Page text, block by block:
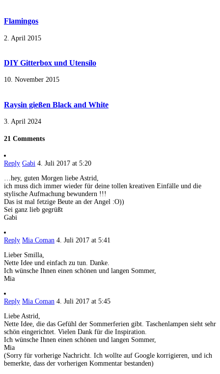
Flamingos
2. April 2015
DIY Gitterbox und Utensílo
10. November 2015
Raysin gießen Black and White
3. April 2024
21 Comments
Reply Gabi 4. Juli 2017 at 5:20
…hey, guten Morgen liebe Astrid,
ich muss dich immer wieder für deine tollen kreativen Einfälle und die
stylische Aufmachung bewundern !!!
Das ist mal fetzige Beute an der Angel :O))
Sei ganz lieb gegrüßt
Gabi
Reply Mia Coman 4. Juli 2017 at 5:41
Lieber Smilla,
Nette Idee und einfach zu tun. Danke.
Ich wünsche Ihnen einen schönen und langen Sommer,
Mia
Reply Mia Coman 4. Juli 2017 at 5:45
Liebe Astrid,
Nette Idee, die das Gefühl der Sommerferien gibt. Taschenlampen sieht sehr
schön eingerichtet. Vielen Dank für die Inspiration.
Ich wünsche Ihnen einen schönen und langen Sommer,
Mia
(Sorry für vorherige Nachricht. Ich wollte auf Google korrigieren, und ich
bemerkte, dass der vorherigen Kommentar bestanden)